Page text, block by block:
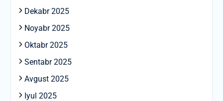
Dekabr 2025
Noyabr 2025
Oktabr 2025
Sentabr 2025
Avgust 2025
Iyul 2025